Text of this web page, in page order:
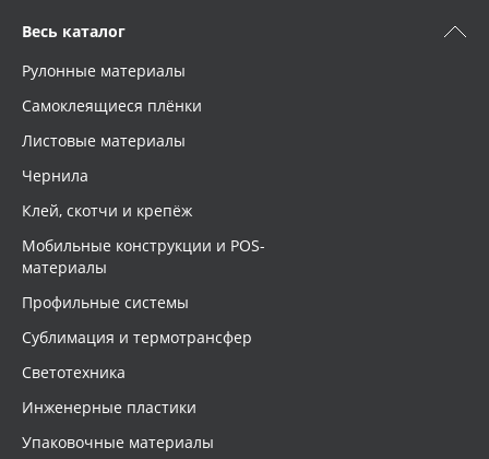
Весь каталог
Рулонные материалы
Самоклеящиеся плёнки
Листовые материалы
Чернила
Клей, скотчи и крепёж
Мобильные конструкции и POS-
материалы
Профильные системы
Сублимация и термотрансфер
Светотехника
Инженерные пластики
Упаковочные материалы